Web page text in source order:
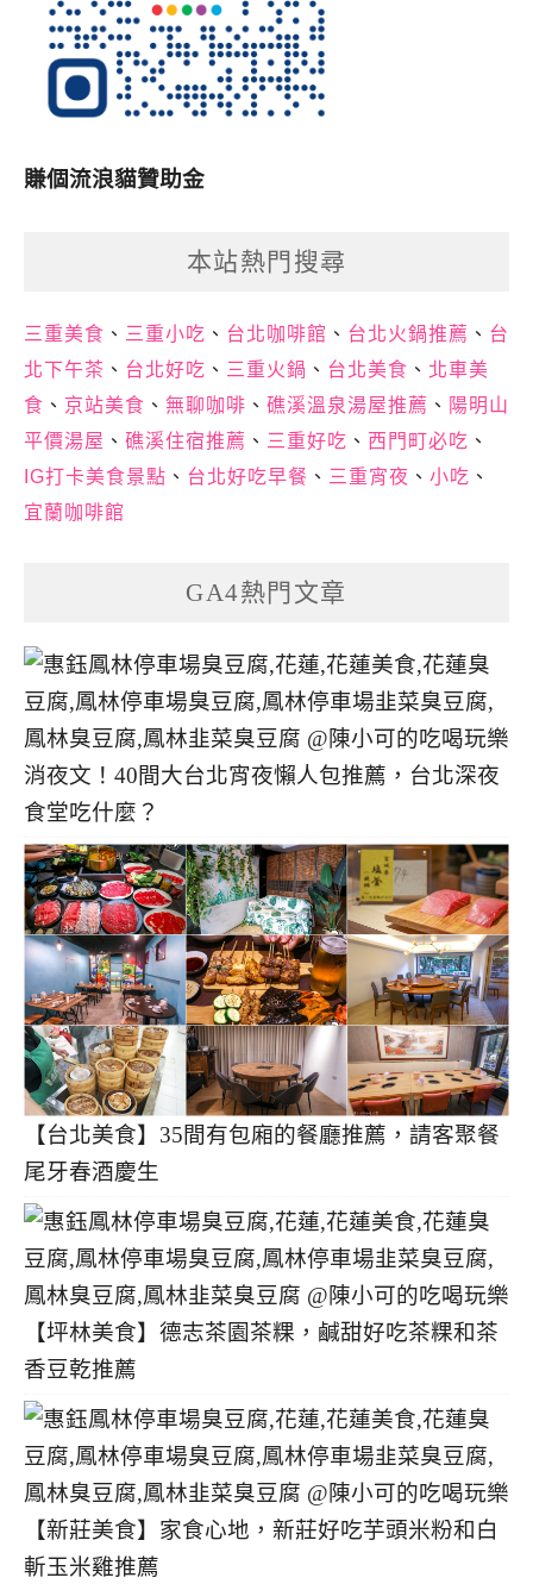
賺個流浪貓贊助金
本站熱門搜尋
三重美食 、 三重小吃 、 台北咖啡館 、 台北火鍋推薦 、 台
北下午茶 、 台北好吃 、 三重火鍋 、 台北美食 、 北車美
食 、 京站美食 、 無聊咖啡 、 礁溪溫泉湯屋推薦 、 陽明山
平價湯屋 、 礁溪住宿推薦 、 三重好吃 、 西門町必吃 、
IG打卡美食景點 、 台北好吃早餐 、 三重宵夜 、 小吃 、
宜蘭咖啡館
GA4熱門文章
消夜文！40間大台北宵夜懶人包推薦，台北深夜
食堂吃什麼？
【台北美食】35間有包廂的餐廳推薦，請客聚餐
尾牙春酒慶生
【坪林美食】德志茶園茶粿，鹹甜好吃茶粿和茶
香豆乾推薦
【新莊美食】家食心地，新莊好吃芋頭米粉和白
斬玉米雞推薦